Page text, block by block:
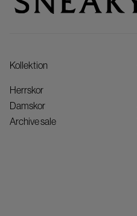
Kollektion
Herrskor
Damskor
Archive sale